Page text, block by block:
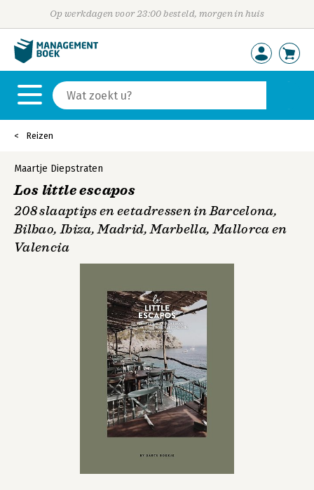
Op werkdagen voor 23:00 besteld, morgen in huis
Reizen
Maartje Diepstraten
Los little escapos
208 slaaptips en eetadressen in Barcelona,
Bilbao, Ibiza, Madrid, Marbella, Mallorca en
Valencia